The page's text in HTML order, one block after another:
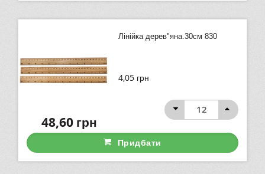
Лінійка дерев"яна.30см 830
4,05 грн
48,60грн
Придбати